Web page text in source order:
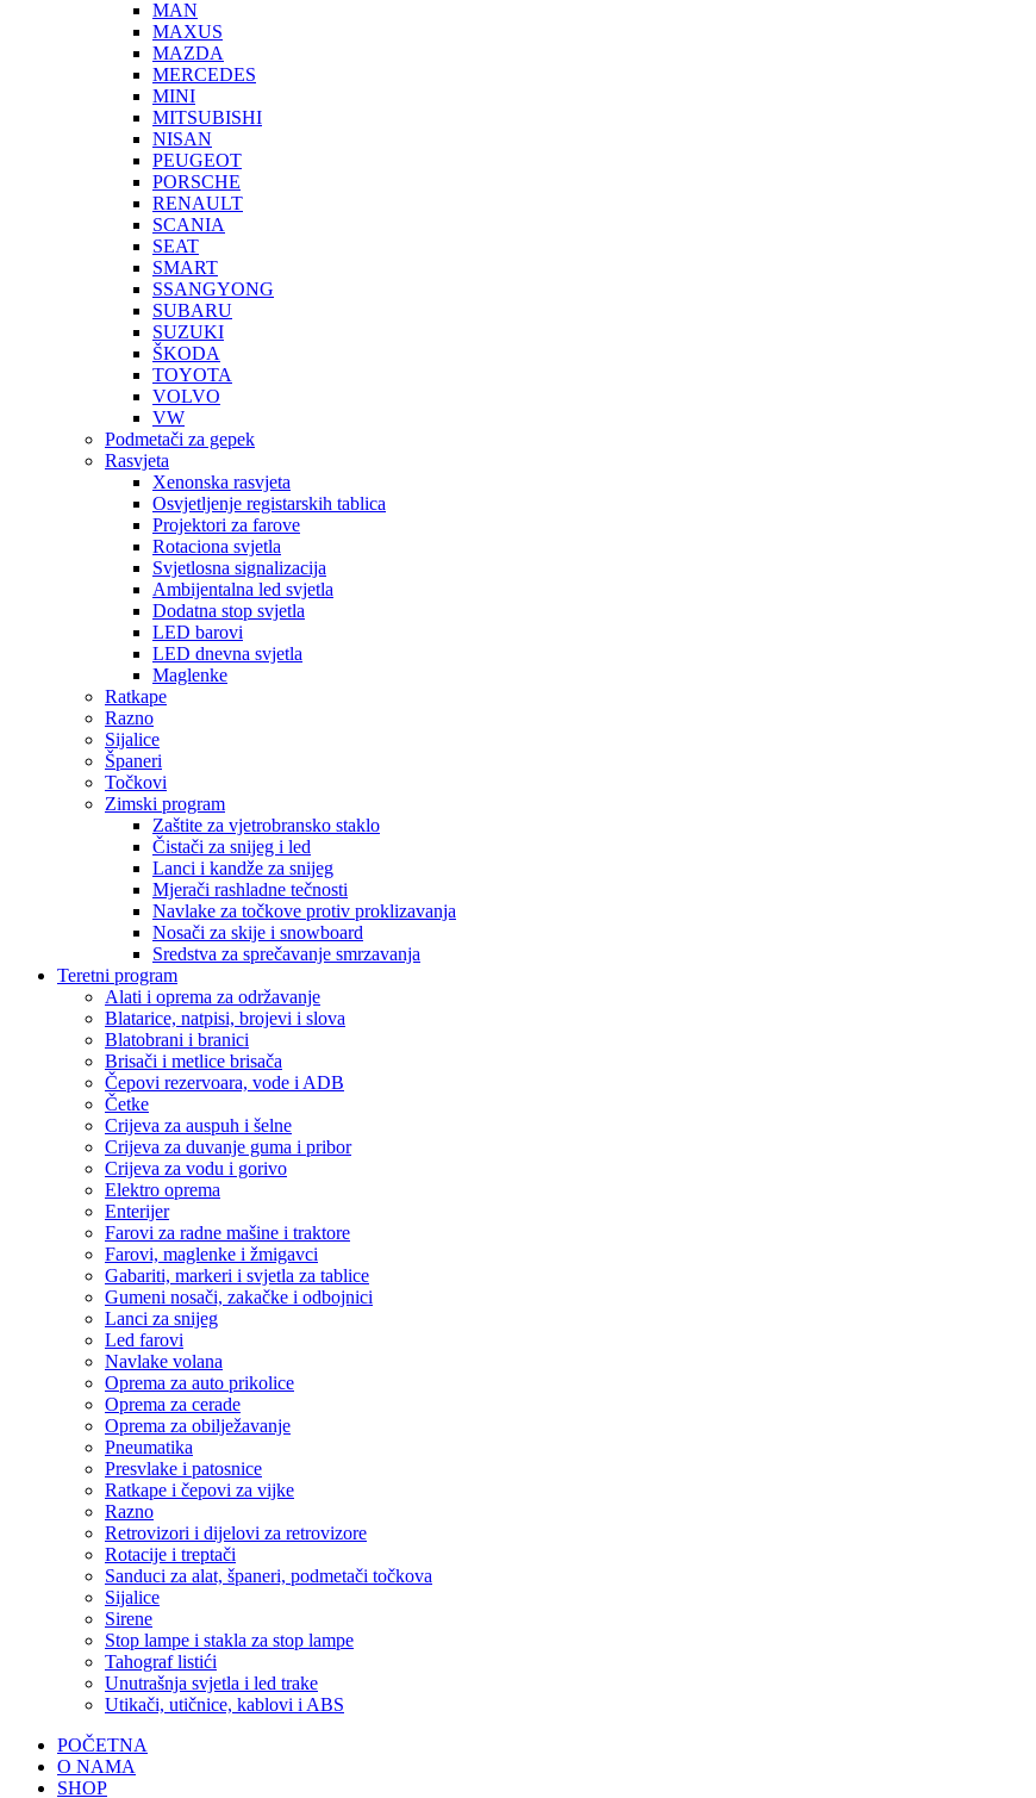
MAN
MAXUS
MAZDA
MERCEDES
MINI
MITSUBISHI
NISAN
PEUGEOT
PORSCHE
RENAULT
SCANIA
SEAT
SMART
SSANGYONG
SUBARU
SUZUKI
ŠKODA
TOYOTA
VOLVO
VW
Podmetači za gepek
Rasvjeta
Xenonska rasvjeta
Osvjetljenje registarskih tablica
Projektori za farove
Rotaciona svjetla
Svjetlosna signalizacija
Ambijentalna led svjetla
Dodatna stop svjetla
LED barovi
LED dnevna svjetla
Maglenke
Ratkape
Razno
Sijalice
Španeri
Točkovi
Zimski program
Zaštite za vjetrobransko staklo
Čistači za snijeg i led
Lanci i kandže za snijeg
Mjerači rashladne tečnosti
Navlake za točkove protiv proklizavanja
Nosači za skije i snowboard
Sredstva za sprečavanje smrzavanja
Teretni program
Alati i oprema za održavanje
Blatarice, natpisi, brojevi i slova
Blatobrani i branici
Brisači i metlice brisača
Čepovi rezervoara, vode i ADB
Četke
Crijeva za auspuh i šelne
Crijeva za duvanje guma i pribor
Crijeva za vodu i gorivo
Elektro oprema
Enterijer
Farovi za radne mašine i traktore
Farovi, maglenke i žmigavci
Gabariti, markeri i svjetla za tablice
Gumeni nosači, zakačke i odbojnici
Lanci za snijeg
Led farovi
Navlake volana
Oprema za auto prikolice
Oprema za cerade
Oprema za obilježavanje
Pneumatika
Presvlake i patosnice
Ratkape i čepovi za vijke
Razno
Retrovizori i dijelovi za retrovizore
Rotacije i treptači
Sanduci za alat, španeri, podmetači točkova
Sijalice
Sirene
Stop lampe i stakla za stop lampe
Tahograf listići
Unutrašnja svjetla i led trake
Utikači, utičnice, kablovi i ABS
POČETNA
O NAMA
SHOP